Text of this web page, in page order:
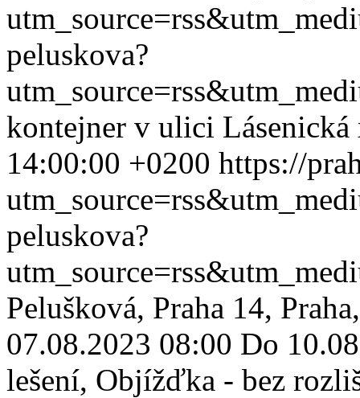
peluskova?
kontejner v ulici
14:00:00 +0200 https://
peluskova?
Pelušková, Praha 14,
07.08.2023 08:00 Do
lešení, Objížďka - bez